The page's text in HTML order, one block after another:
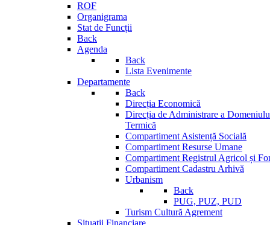
ROF
Organigrama
Stat de Funcții
Back
Agenda
Back
Lista Evenimente
Departamente
Back
Direcția Economică
Direcția de Administrare a
Termică
Compartiment Asistență Socială
Compartiment Resurse Umane
Compartiment Registrul Agricol și
Compartiment Cadastru Arhivă
Urbanism
Back
PUG, PUZ, PUD
Turism Cultură Agrement